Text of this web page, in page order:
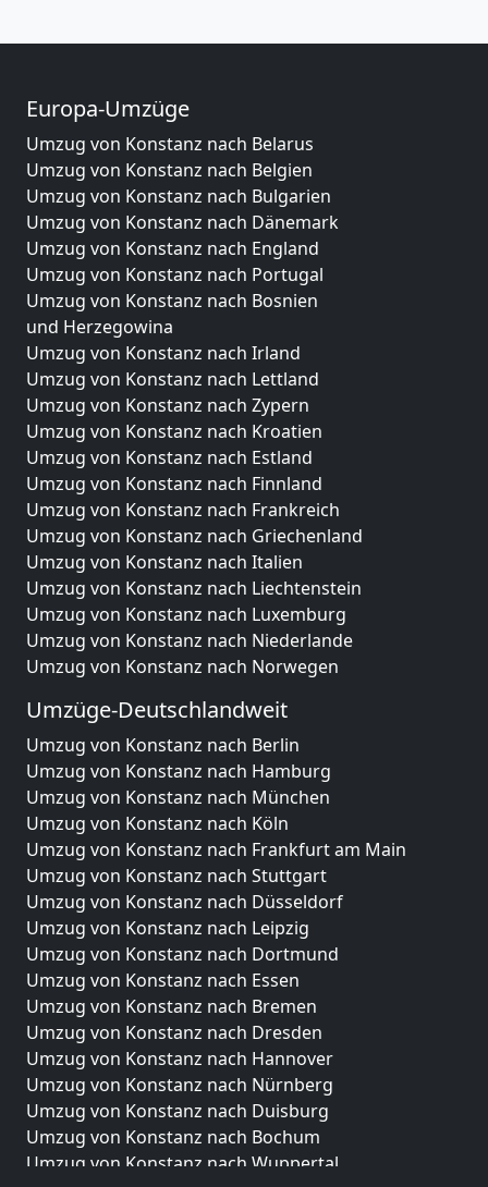
Europa-Umzüge
Umzug von Konstanz nach Belarus
Umzug von Konstanz nach Belgien
Umzug von Konstanz nach Bulgarien
Umzug von Konstanz nach Dänemark
Umzug von Konstanz nach England
Umzug von Konstanz nach Portugal
Umzug von Konstanz nach Bosnien
und Herzegowina
Umzug von Konstanz nach Irland
Umzug von Konstanz nach Lettland
Umzug von Konstanz nach Zypern
Umzug von Konstanz nach Kroatien
Umzug von Konstanz nach Estland
Umzug von Konstanz nach Finnland
Umzug von Konstanz nach Frankreich
Umzug von Konstanz nach Griechenland
Umzug von Konstanz nach Italien
Umzug von Konstanz nach Liechtenstein
Umzug von Konstanz nach Luxemburg
Umzug von Konstanz nach Niederlande
Umzug von Konstanz nach Norwegen
Umzüge-Deutschlandweit
Umzug von Konstanz nach Berlin
Umzug von Konstanz nach Hamburg
Umzug von Konstanz nach München
Umzug von Konstanz nach Köln
Umzug von Konstanz nach Frankfurt am Main
Umzug von Konstanz nach Stuttgart
Umzug von Konstanz nach Düsseldorf
Umzug von Konstanz nach Leipzig
Umzug von Konstanz nach Dortmund
Umzug von Konstanz nach Essen
Umzug von Konstanz nach Bremen
Umzug von Konstanz nach Dresden
Umzug von Konstanz nach Hannover
Umzug von Konstanz nach Nürnberg
Umzug von Konstanz nach Duisburg
Umzug von Konstanz nach Bochum
Umzug von Konstanz nach Wuppertal